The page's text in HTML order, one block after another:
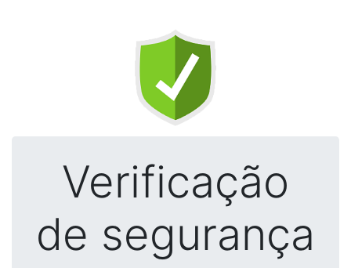
Verificação
de segurança